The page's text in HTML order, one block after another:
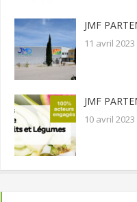
JMF
11 avril 2023
JMF
10 avril 2023